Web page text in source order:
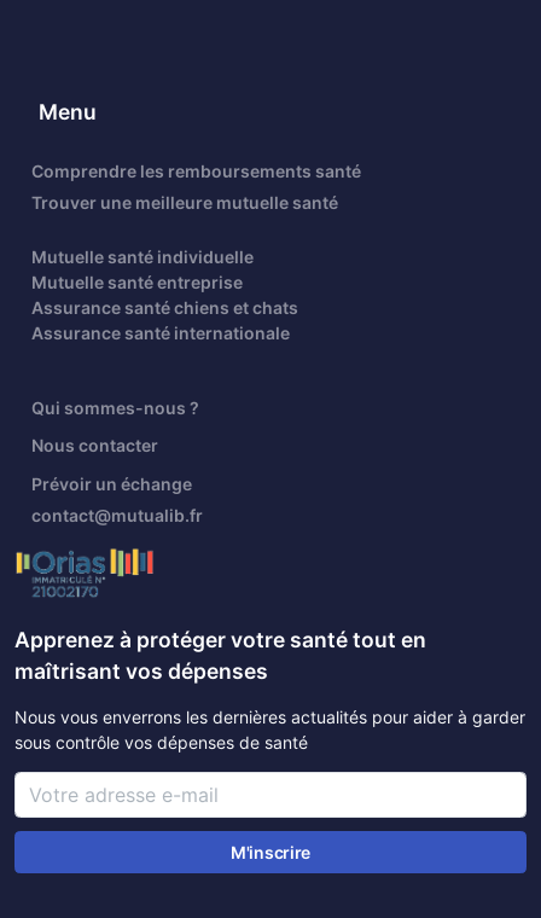
Menu
Comprendre les remboursements santé
Trouver une meilleure mutuelle santé
Mutuelle santé individuelle
Mutuelle santé entreprise
Assurance santé chiens et chats
Assurance santé internationale
Qui sommes-nous ?
Nous contacter
Prévoir un échange
contact@mutualib.fr
Apprenez à protéger votre santé tout en
maîtrisant vos dépenses
Nous vous enverrons les dernières actualités pour aider à garder
sous contrôle vos dépenses de santé
M'inscrire